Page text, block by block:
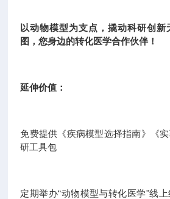
以动物模型为支点，撬动科研创
图，您身边的转化医学合作伙伴！
延伸价值：
免费提供《疾病模型选择指南》《
研工具包
定期举办“动物模型与转化医学"线